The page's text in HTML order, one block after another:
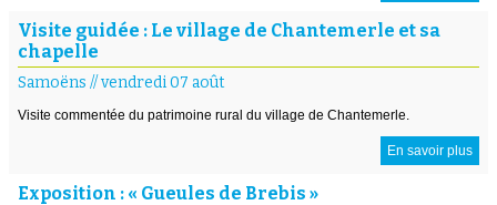
Visite guidée : Le village de Chantemerle et sa
chapelle
Samoëns //vendredi 07 août
Visite commentée du patrimoine rural du village de Chantemerle.
En savoir plus
Exposition : « Gueules de Brebis »